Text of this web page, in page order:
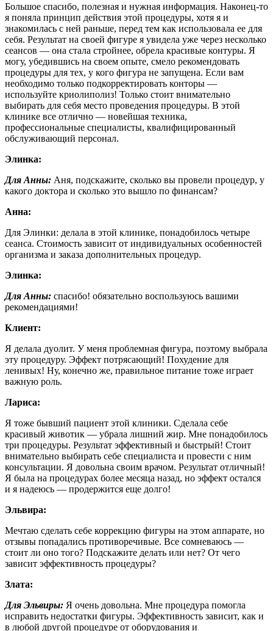
Большое спасибо, полезная и нужная информация. Наконец-то
я поняла принцип действия этой процедуры, хотя я и
знакомилась с ней раньше, перед тем как использовала ее для
себя. Результат на своей фигуре я увидела уже через несколько
сеансов — она стала стройнее, обрела красивые контуры. Я
могу, убедившись на своем опыте, смело рекомендовать
процедуры для тех, у кого фигура не запущена. Если вам
необходимо только подкорректировать конторы —
используйте криолиполиз! Только стоит внимательно
выбирать для себя место проведения процедуры. В этой
клинике все отлично — новейшая техника,
профессиональные специалисты, квалифицированный
обслуживающий персонал.
Элинка:
Для Анны: Аня, подскажите, сколько вы провели процедур, у
какого доктора и сколько это вышло по финансам?
Анна:
Для Элинки: делала в этой клинике, понадобилось четыре
сеанса. Стоимость зависит от индивидуальных особенностей
организма и заказа дополнительных процедур.
Элинка:
Для Анны: спасибо! обязательно воспользуюсь вашими
рекомендациями!
Клиент:
Я делала дуолит. У меня проблемная фигура, поэтому выбрала
эту процедуру. Эффект потрясающий! Похудение для
ленивых! Ну, конечно же, правильное питание тоже играет
важную роль.
Лариса:
Я тоже бывший пациент этой клиники. Сделала себе
красивый животик — убрала лишний жир. Мне понадобилось
три процедуры. Результат эффективный и быстрый! Стоит
внимательно выбирать себе специалиста и провести с ним
консультации. Я довольна своим врачом. Результат отличный!
Я была на процедурах более месяца назад, но эффект остался
и я надеюсь — продержится еще долго!
Эльвира:
Мечтаю сделать себе коррекцию фигуры на этом аппарате, но
отзывы попадались противоречивые. Все сомневаюсь —
стоит ли оно того? Подскажите делать или нет? От чего
зависит эффективность процедуры?
Злата:
Для Эльвиры: Я очень довольна. Мне процедура помогла
исправить недостатки фигуры. Эффективность зависит, как и
в любой другой процедуре от оборудования и